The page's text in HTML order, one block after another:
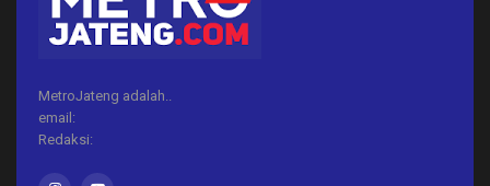
MetroJateng adalah..
email:
Redaksi: